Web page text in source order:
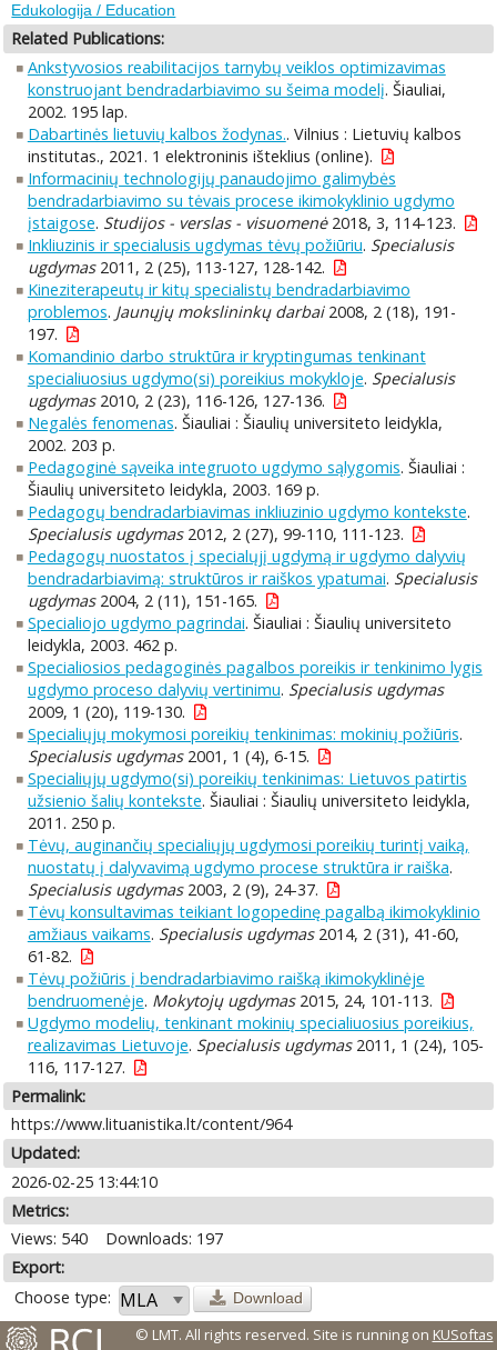
Edukologija / Education
Related Publications:
Ankstyvosios reabilitacijos tarnybų veiklos optimizavimas
konstruojant bendradarbiavimo su šeima modelį. Šiauliai,
2002. 195 lap.
Dabartinės lietuvių kalbos žodynas.. Vilnius : Lietuvių kalbos
institutas., 2021. 1 elektroninis išteklius (online).
Informacinių technologijų panaudojimo galimybės
bendradarbiavimo su tėvais procese ikimokyklinio ugdymo
įstaigose. Studijos - verslas - visuomenė2018, 3, 114-123.
Inkliuzinis ir specialusis ugdymas tėvų požiūriu. Specialusis
ugdymas2011, 2 (25), 113-127, 128-142.
Kineziterapeutų ir kitų specialistų bendradarbiavimo
problemos. Jaunųjų mokslininkų darbai2008, 2 (18), 191-
197.
Komandinio darbo struktūra ir kryptingumas tenkinant
specialiuosius ugdymo(si) poreikius mokykloje. Specialusis
ugdymas2010, 2 (23), 116-126, 127-136.
Negalės fenomenas. Šiauliai : Šiaulių universiteto leidykla,
2002. 203 p.
Pedagoginė sąveika integruoto ugdymo sąlygomis. Šiauliai :
Šiaulių universiteto leidykla, 2003. 169 p.
Pedagogų bendradarbiavimas inkliuzinio ugdymo kontekste.
Specialusis ugdymas2012, 2 (27), 99-110, 111-123.
Pedagogų nuostatos į specialųjį ugdymą ir ugdymo dalyvių
bendradarbiavimą: struktūros ir raiškos ypatumai. Specialusis
ugdymas2004, 2 (11), 151-165.
Specialiojo ugdymo pagrindai. Šiauliai : Šiaulių universiteto
leidykla, 2003. 462 p.
Specialiosios pedagoginės pagalbos poreikis ir tenkinimo lygis
ugdymo proceso dalyvių vertinimu. Specialusis ugdymas
2009, 1 (20), 119-130.
Specialiųjų mokymosi poreikių tenkinimas: mokinių požiūris.
Specialusis ugdymas2001, 1 (4), 6-15.
Specialiųjų ugdymo(si) poreikių tenkinimas: Lietuvos patirtis
užsienio šalių kontekste. Šiauliai : Šiaulių universiteto leidykla,
2011. 250 p.
Tėvų, auginančių specialiųjų ugdymosi poreikių turintį vaiką,
nuostatų į dalyvavimą ugdymo procese struktūra ir raiška.
Specialusis ugdymas2003, 2 (9), 24-37.
Tėvų konsultavimas teikiant logopedinę pagalbą ikimokyklinio
amžiaus vaikams. Specialusis ugdymas2014, 2 (31), 41-60,
61-82.
Tėvų požiūris į bendradarbiavimo raišką ikimokyklinėje
bendruomenėje. Mokytojų ugdymas2015, 24, 101-113.
Ugdymo modelių, tenkinant mokinių specialiuosius poreikius,
realizavimas Lietuvoje. Specialusis ugdymas2011, 1 (24), 105-
116, 117-127.
Permalink:
https://www.lituanistika.lt/content/964
Updated:
2026-02-25 13:44:10
Metrics:
Views: 540
Downloads: 197
Export:
Choose type:
Download
© LMT. All rights reserved. Site is running on KUSoftas